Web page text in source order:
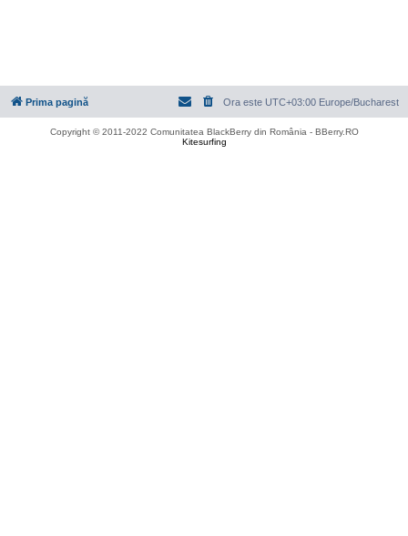
Prima pagină Ora este UTC+03:00 Europe/Bucharest
Copyright © 2011-2022 Comunitatea BlackBerry din România - BBerry.RO
Kitesurfing